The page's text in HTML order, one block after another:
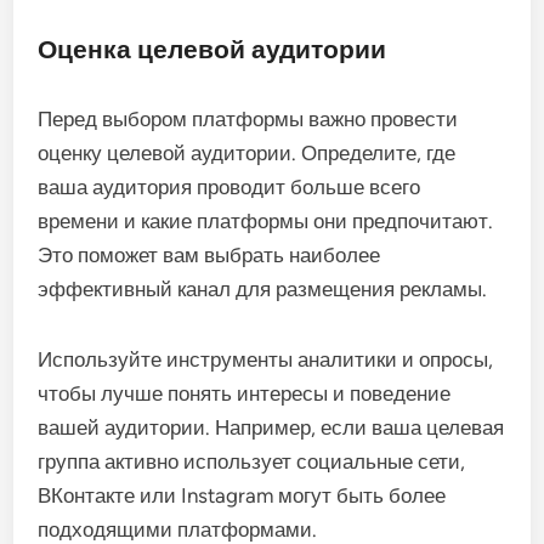
Оценка целевой аудитории
Перед выбором платформы важно провести
оценку целевой аудитории. Определите, где
ваша аудитория проводит больше всего
времени и какие платформы они предпочитают.
Это поможет вам выбрать наиболее
эффективный канал для размещения рекламы.
Используйте инструменты аналитики и опросы,
чтобы лучше понять интересы и поведение
вашей аудитории. Например, если ваша целевая
группа активно использует социальные сети,
ВКонтакте или Instagram могут быть более
подходящими платформами.